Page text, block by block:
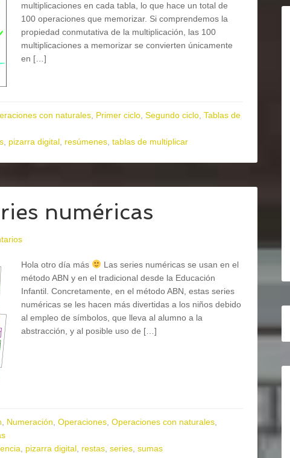
multiplicaciones en cada tabla, lo que hace un total de
100 operaciones que memorizar. Si comprendemos la
propiedad conmutativa de la multiplicación, las 100
multiplicaciones a memorizar se convierten únicamente
en […]
con naturales Primer ciclo Segundo ciclo Tablas de
pizarra digital resúmenes tablas de multiplicar
numéricas
Hola otro día más
Las series numéricas se usan en el
método ABN y en el tradicional desde la Educación
Infantil. Concretamente, en el método ABN, estas series
numéricas se les hacen más divertidas a los niños debido
al empleo de símbolos, que lleva al alumno a la
abstracción, y al posible uso de […]
Numeración Operaciones Operaciones con naturales
pizarra digital restas series sumas